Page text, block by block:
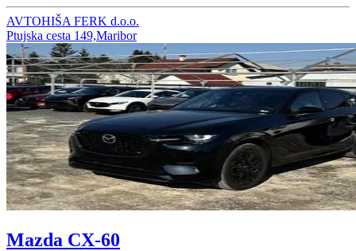
AVTOHIŠA FERK d.o.o.
Ptujska cesta 149,Maribor
Mazda CX-60